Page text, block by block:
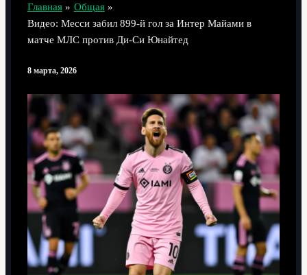
Главная
Общая
Видео: Месси забил 899-й гол за Интер Майами в
матче МЛС против Ди-Си Юнайтед
8 марта, 2026